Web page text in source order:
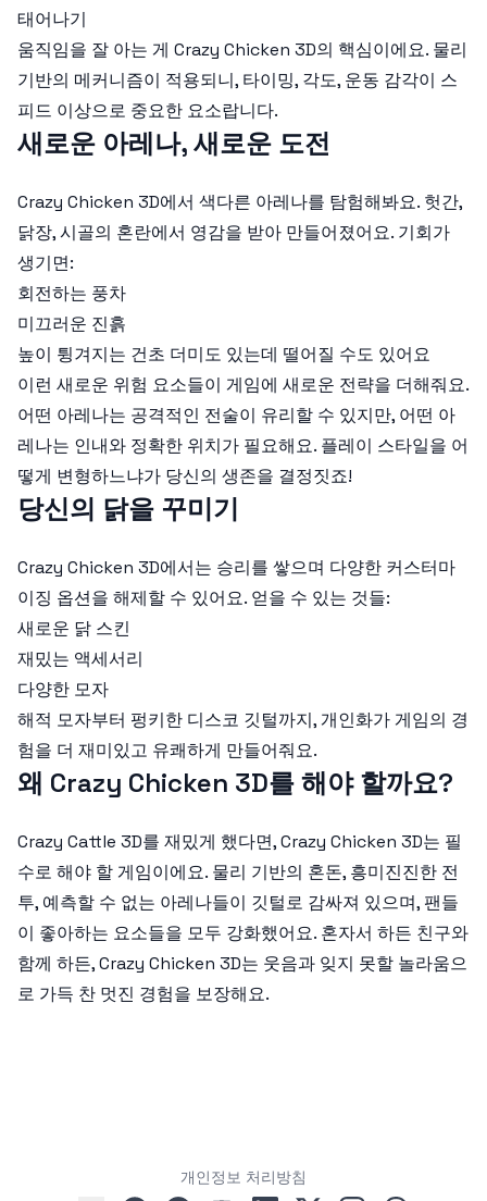
태어나기
움직임을 잘 아는 게 Crazy Chicken 3D의 핵심이에요. 물리
기반의 메커니즘이 적용되니, 타이밍, 각도, 운동 감각이 스
피드 이상으로 중요한 요소랍니다.
새로운 아레나, 새로운 도전
Crazy Chicken 3D에서 색다른 아레나를 탐험해봐요. 헛간,
닭장, 시골의 혼란에서 영감을 받아 만들어졌어요. 기회가
생기면:
회전하는 풍차
미끄러운 진흙
높이 튕겨지는 건초 더미도 있는데 떨어질 수도 있어요
이런 새로운 위험 요소들이 게임에 새로운 전략을 더해줘요.
어떤 아레나는 공격적인 전술이 유리할 수 있지만, 어떤 아
레나는 인내와 정확한 위치가 필요해요. 플레이 스타일을 어
떻게 변형하느냐가 당신의 생존을 결정짓죠!
당신의 닭을 꾸미기
Crazy Chicken 3D에서는 승리를 쌓으며 다양한 커스터마
이징 옵션을 해제할 수 있어요. 얻을 수 있는 것들:
새로운 닭 스킨
재밌는 액세서리
다양한 모자
해적 모자부터 펑키한 디스코 깃털까지, 개인화가 게임의 경
험을 더 재미있고 유쾌하게 만들어줘요.
왜 Crazy Chicken 3D를 해야 할까요?
Crazy Cattle 3D를 재밌게 했다면, Crazy Chicken 3D는 필
수로 해야 할 게임이에요. 물리 기반의 혼돈, 흥미진진한 전
투, 예측할 수 없는 아레나들이 깃털로 감싸져 있으며, 팬들
이 좋아하는 요소들을 모두 강화했어요. 혼자서 하든 친구와
함께 하든, Crazy Chicken 3D는 웃음과 잊지 못할 놀라움으
로 가득 찬 멋진 경험을 보장해요.
개인정보 처리방침